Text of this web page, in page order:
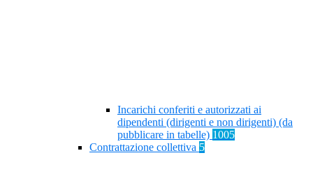
Incarichi conferiti e autorizzati ai
dipendenti (dirigenti e non dirigenti) (da
pubblicare in tabelle) 1005
Contrattazione collettiva 5